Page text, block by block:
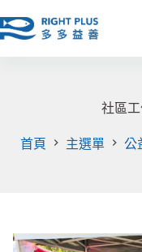
至
社區
首頁 主選單 公